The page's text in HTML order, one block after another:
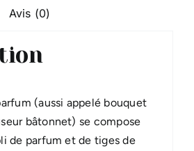
Avis (0)
(aussi appelé bouquet
bâtonnet) se compose
de parfum et de tiges de